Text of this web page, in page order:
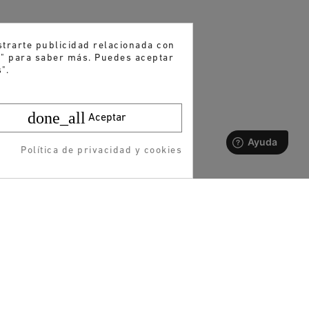
publicidad relacionada con
para saber más. Puedes aceptar
done_all Aceptar
Política de privacidad y cookies